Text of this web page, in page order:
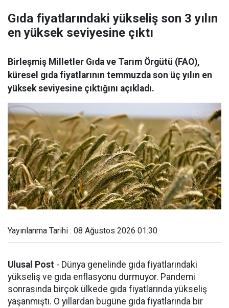
Gıda fiyatlarındaki yükseliş son 3 yılın
en yüksek seviyesine çıktı
Birleşmiş Milletler Gıda ve Tarım Örgütü (FAO),
küresel gıda fiyatlarının temmuzda son üç yılın en
yüksek seviyesine çıktığını açıkladı.
Yayınlanma Tarihi : 08 Ağustos 2026 01:30
Ulusal Post - Dünya genelinde gıda fiyatlarındaki
yükseliş ve gıda enflasyonu durmuyor. Pandemi
sonrasında birçok ülkede gıda fiyatlarında yükseliş
yaşanmıştı. O yıllardan bugüne gıda fiyatlarında bir